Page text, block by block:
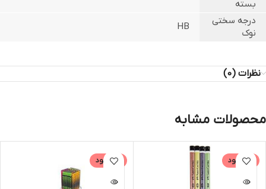
بسته
درجه سختی
نوک
HB
نظرات (0)
محصولات مشابه
ناموجود ناموجود